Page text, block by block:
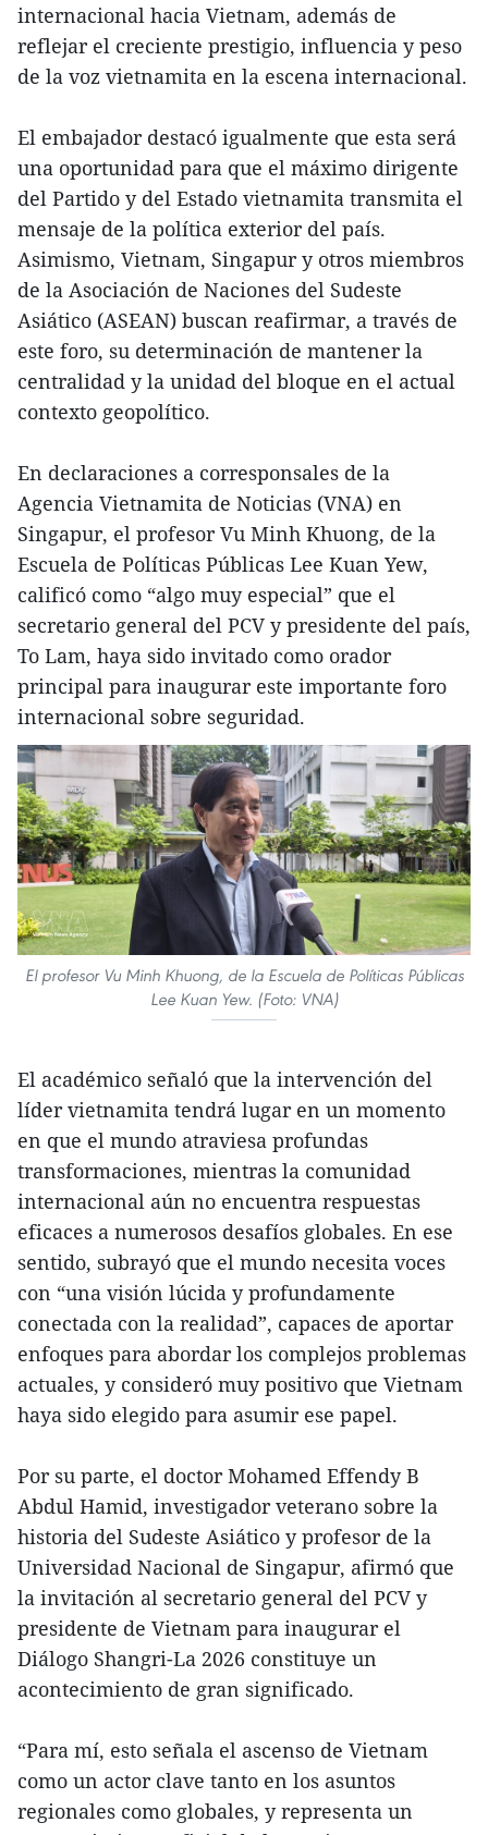
internacional hacia Vietnam, además de
reflejar el creciente prestigio, influencia y peso
de la voz vietnamita en la escena internacional.
El embajador destacó igualmente que esta será
una oportunidad para que el máximo dirigente
del Partido y del Estado vietnamita transmita el
mensaje de la política exterior del país.
Asimismo, Vietnam, Singapur y otros miembros
de la Asociación de Naciones del Sudeste
Asiático (ASEAN) buscan reafirmar, a través de
este foro, su determinación de mantener la
centralidad y la unidad del bloque en el actual
contexto geopolítico.
En declaraciones a corresponsales de la
Agencia Vietnamita de Noticias (VNA) en
Singapur, el profesor Vu Minh Khuong, de la
Escuela de Políticas Públicas Lee Kuan Yew,
calificó como “algo muy especial” que el
secretario general del PCV y presidente del país,
To Lam, haya sido invitado como orador
principal para inaugurar este importante foro
internacional sobre seguridad.
El profesor Vu Minh Khuong, de la Escuela de Políticas Públicas
Lee Kuan Yew. (Foto: VNA)
El académico señaló que la intervención del
líder vietnamita tendrá lugar en un momento
en que el mundo atraviesa profundas
transformaciones, mientras la comunidad
internacional aún no encuentra respuestas
eficaces a numerosos desafíos globales. En ese
sentido, subrayó que el mundo necesita voces
con “una visión lúcida y profundamente
conectada con la realidad”, capaces de aportar
enfoques para abordar los complejos problemas
actuales, y consideró muy positivo que Vietnam
haya sido elegido para asumir ese papel.
Por su parte, el doctor Mohamed Effendy B
Abdul Hamid, investigador veterano sobre la
historia del Sudeste Asiático y profesor de la
Universidad Nacional de Singapur, afirmó que
la invitación al secretario general del PCV y
presidente de Vietnam para inaugurar el
Diálogo Shangri-La 2026 constituye un
acontecimiento de gran significado.
“Para mí, esto señala el ascenso de Vietnam
como un actor clave tanto en los asuntos
regionales como globales, y representa un